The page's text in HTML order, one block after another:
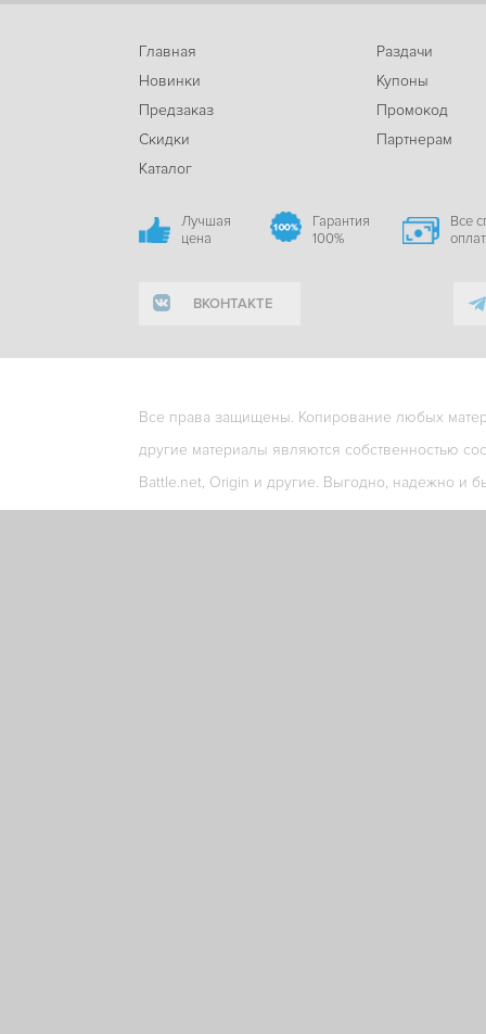
Главная
Новинки
Предзаказ
Скидки
Каталог
Раздачи
Купоны
Промокод
Партнерам
Лучшая
цена
Гарантия
100%
Все
ВКОНТАКТЕ
Все права защищены. Копирование любых
другие материалы являются собственностью
Battle.net, Origin и другие. Выгодно, надежно и